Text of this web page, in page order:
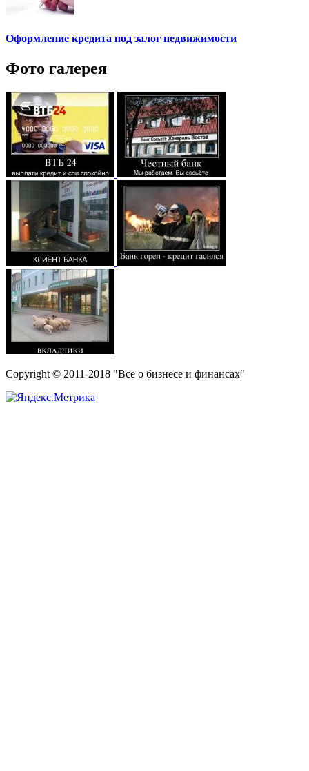
Оформление кредита под залог недвижимости
Фото галерея
Copyright © 2011-2018 "Все о бизнесе и финансах"